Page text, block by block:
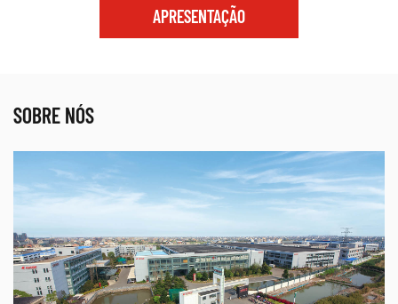
APRESENTAÇÃO
SOBRE NÓS